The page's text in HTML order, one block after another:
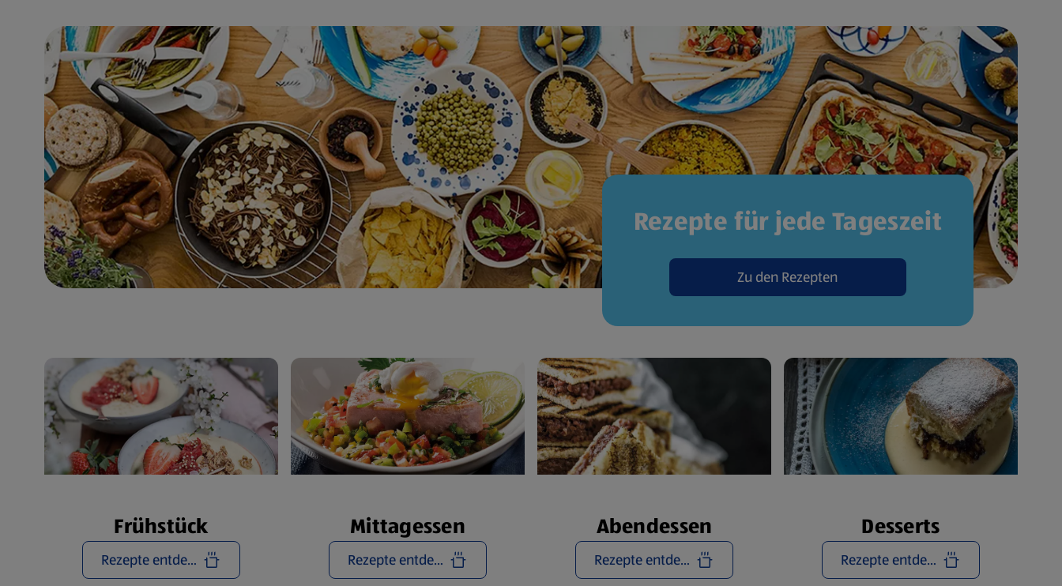
Rezepte für jede Tageszeit
Zu den Rezepten
Frühstück
Rezepte entdecken
Mittagessen
Rezepte entdecken
Abendessen
Rezepte entdecken
Desserts
Rezepte entdecken